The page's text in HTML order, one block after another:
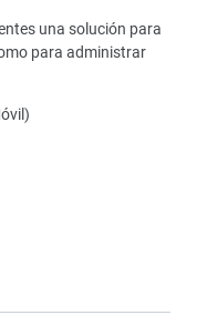
una solución para
para administrar